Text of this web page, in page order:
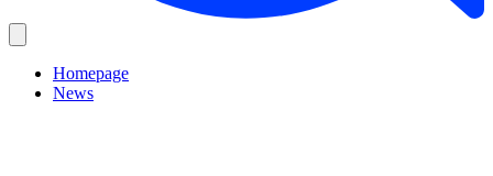
Homepage
News